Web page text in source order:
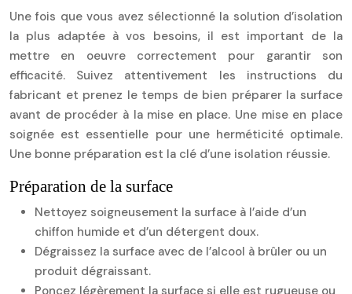
Une fois que vous avez sélectionné la solution d’isolation
la plus adaptée à vos besoins, il est important de la
mettre en oeuvre correctement pour garantir son
efficacité. Suivez attentivement les instructions du
fabricant et prenez le temps de bien préparer la surface
avant de procéder à la mise en place. Une mise en place
soignée est essentielle pour une herméticité optimale.
Une bonne préparation est la clé d’une isolation réussie.
Préparation de la surface
Nettoyez soigneusement la surface à l’aide d’un
chiffon humide et d’un détergent doux.
Dégraissez la surface avec de l’alcool à brûler ou un
produit dégraissant.
Poncez légèrement la surface si elle est rugueuse ou